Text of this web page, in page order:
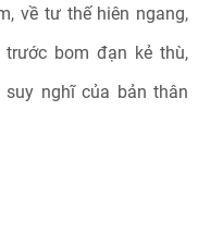
về tư thế hiên ngang,
bom đạn kẻ thù,
nghĩ của bản thân